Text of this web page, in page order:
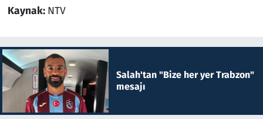
Kaynak: NTV
Salah'tan "Bize her yer Trabzon"
mesajı